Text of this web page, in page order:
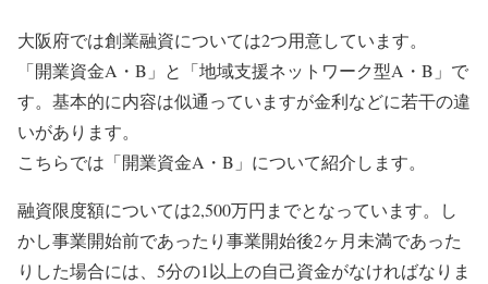
大阪府では創業融資については2つ用意しています。
「開業資金A・B」と「地域支援ネットワーク型A・B」で
す。基本的に内容は似通っていますが金利などに若干の違
いがあります。
こちらでは「開業資金A・B」について紹介します。
融資限度額については2,500万円までとなっています。し
かし事業開始前であったり事業開始後2ヶ月未満であった
りした場合には、5分の1以上の自己資金がなければなりま